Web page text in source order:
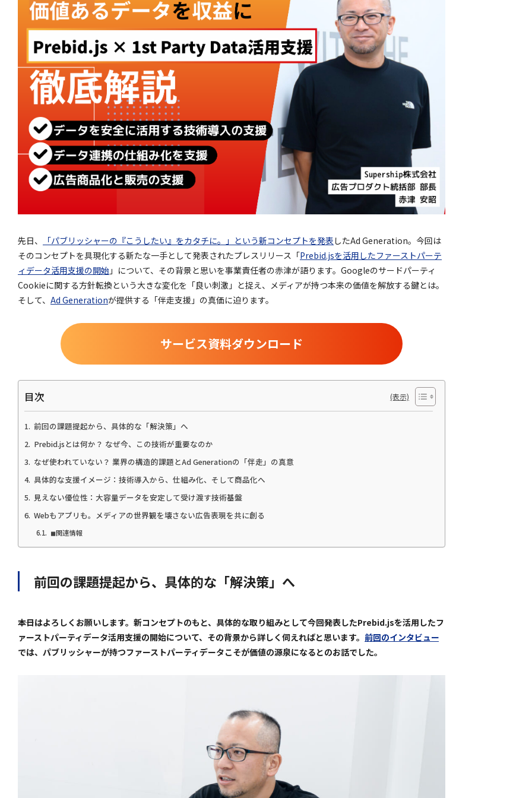
先日、 「パブリッシャーの『こうしたい』をカタチに。」という新コンセプトを発表 したAd Generation。今回は
そのコンセプトを具現化する新たな一手として発表されたプレスリリース「Prebid.jsを活用したファーストパーテ
ィデータ活用支援の開始 」について、その背景と思いを事業責任者の赤津が語ります。Googleのサードパーティ
Cookieに関する方針転換という大きな変化を「良い刺激」と捉え、メディアが持つ本来の価値を解放する鍵とは。
そして、 Ad Generationが提供する「伴走支援」の真価に迫ります。
サービス資料ダウンロード
目次
前回の課題提起から、具体的な「解決策」へ
Prebid.jsとは何か？ なぜ今、この技術が重要なのか
なぜ使われていない？ 業界の構造的課題とAd Generationの「伴走」の真意
具体的な支援イメージ：技術導入から、仕組み化、そして商品化へ
見えない優位性：大容量データを安定して受け渡す技術基盤
Webもアプリも。メディアの世界観を壊さない広告表現を共に創る
◼︎関連情報
前回の課題提起から、具体的な「解決策」へ
――本日はよろしくお願いします。新コンセプトのもと、具体的な取り組みとして今回発表したPrebid.jsを活用したフ
ァーストパーティデータ活用支援の開始について、その背景から詳しく伺えればと思います。 前回のインタビュー
では、パブリッシャーが持つファーストパーティデータこそが価値の源泉になるとのお話でした。